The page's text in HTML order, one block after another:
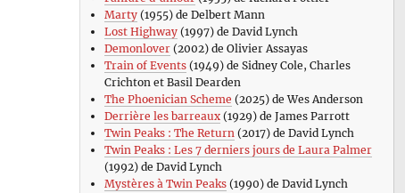
Marty(1955) de Delbert Mann
Lost Highway(1997) de David Lynch
Demonlover(2002) de Olivier Assayas
Train of Events(1949) de Sidney Cole, Charles
Crichton et Basil Dearden
The Phoenician Scheme (2025) de Wes Anderson
Derrière les barreaux(1929) de James Parrott
Twin Peaks : The Return(2017) de David Lynch
Twin Peaks : Les 7 derniers jours de Laura Palmer
(1992) de David Lynch
Mystères à Twin Peaks(1990) de David Lynch